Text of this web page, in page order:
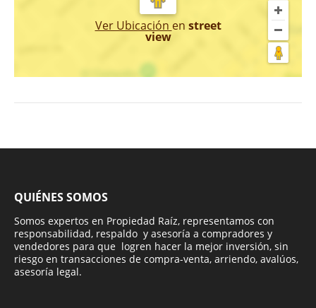
Ver Ubicación en street
view
QUIÉNES SOMOS
Somos expertos en Propiedad Raíz, representamos con
responsabilidad, respaldo y asesoría a compradores y
vendedores para que logren hacer la mejor inversión, sin
riesgo en transacciones de compra-venta, arriendo, avalúos,
asesoría legal.